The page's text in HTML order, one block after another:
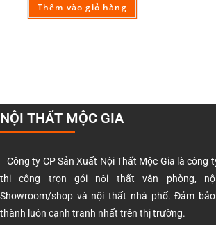
Thêm vào giỏ hàng
NỘI THẤT MỘC GIA
Công ty CP Sản Xuất Nội Thất Mộc Gia là công
thi công trọn gói nội thất văn phòng,
Showroom/shop và nội thất nhà phố. Đảm
thành luôn cạnh tranh nhất trên thị trường.